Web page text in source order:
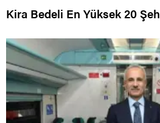
Kira Bedeli En Yüksek 20